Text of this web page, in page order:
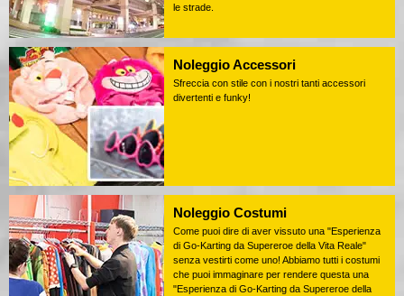
le strade.
Noleggio Accessori
Sfreccia con stile con i nostri tanti accessori
divertenti e funky!
Noleggio Costumi
Come puoi dire di aver vissuto una "Esperienza
di Go-Karting da Supereroe della Vita Reale"
senza vestirti come uno! Abbiamo tutti i costumi
che puoi immaginare per rendere questa una
"Esperienza di Go-Karting da Supereroe della